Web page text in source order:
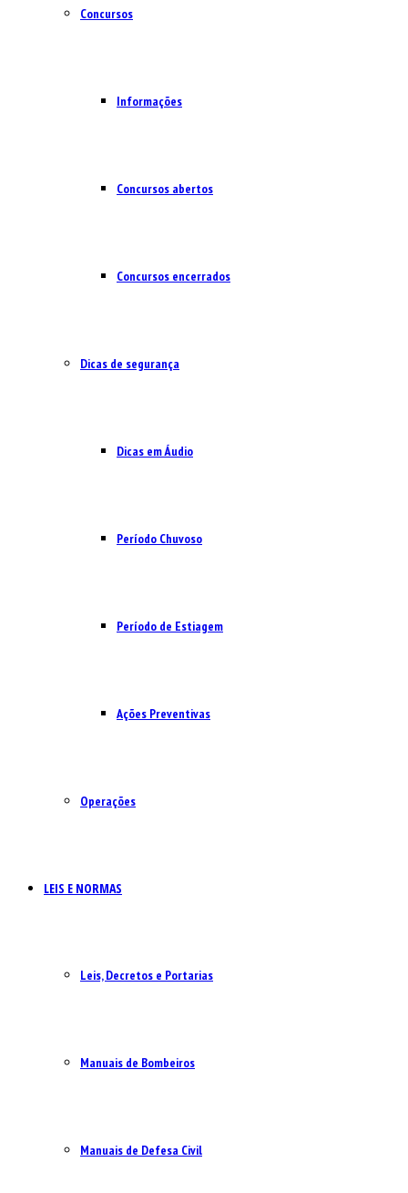
Concursos
Informações
Concursos abertos
Concursos encerrados
Dicas de segurança
Dicas em Áudio
Período Chuvoso
Período de Estiagem
Ações Preventivas
Operações
LEIS E NORMAS
Leis, Decretos e Portarias
Manuais de Bombeiros
Manuais de Defesa Civil